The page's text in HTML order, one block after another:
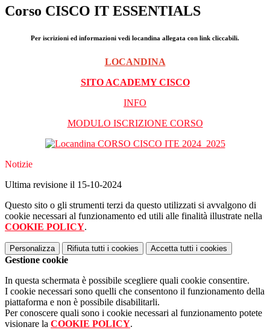
Corso CISCO IT ESSENTIALS
Per iscrizioni ed informazioni vedi locandina allegata con link cliccabili.
LOCANDINA
SITO ACADEMY CISCO
INFO
MODULO ISCRIZIONE CORSO
Notizie
Ultima revisione il 15-10-2024
Questo sito o gli strumenti terzi da questo utilizzati si avvalgono di
cookie necessari al funzionamento ed utili alle finalità illustrate nella
COOKIE POLICY.
Personalizza Rifiuta tutti i cookies Accetta tutti i cookies
Gestione cookie
In questa schermata è possibile scegliere quali cookie consentire.
I cookie necessari sono quelli che consentono il funzionamento della
piattaforma e non è possibile disabilitarli.
Per conoscere quali sono i cookie necessari al funzionamento potete
visionare la COOKIE POLICY.